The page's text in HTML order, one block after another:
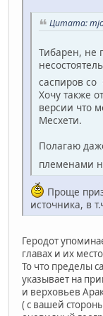
Цитата:
Тибарен, не
саспиров со
Хочу также
версии что
Месхети.
Полагаю
племенами
Проще
источника, в
Геродот
главах и их
То что пределы
указывает на
и верховьев
( с вашей